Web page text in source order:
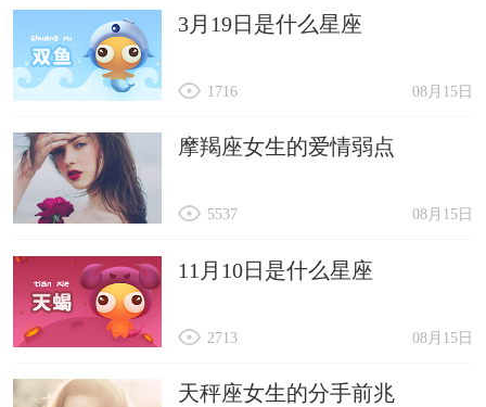
3月19日是什么星座
08月15日
1716
摩羯座女生的爱情弱点
08月15日
5537
11月10日是什么星座
08月15日
2713
天秤座女生的分手前兆